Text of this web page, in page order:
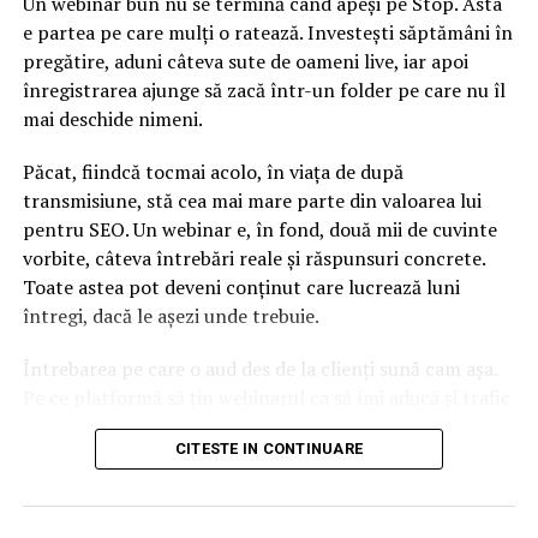
milioane lei. Luând în considerare că sunt 336 de
angajaţi, aceasta duce la o cheltuială brută pe lună şi pe
salariat de 21.000 de lei.
URMATORUL
Un nou DEZASTRU AMENINȚĂ România! „Situaţia tinde să
devină din ce în ce mai riscantă“
NU RATATI
Lovitură cruntă pentru cei cu CENTRALE TERMICE de
APARTAMENT: Au anunțat ACUM!
e partea pe care mulți o ratează. Investești săptămâni în
pregătire, aduni câteva sute de oameni live, iar apoi
înregistrarea ajunge să zacă într-un folder pe care nu îl
mai deschide nimeni.
Păcat, fiindcă tocmai acolo, în viața de după
transmisiune, stă cea mai mare parte din valoarea lui
pentru SEO. Un webinar e, în fond, două mii de cuvinte
vorbite, câteva întrebări reale și răspunsuri concrete.
Toate astea pot deveni conținut care lucrează luni
întregi, dacă le așezi unde trebuie.
Întrebarea pe care o aud des de la clienți sună cam așa.
din Google, nu doar lead-uri pe moment? Răspunsul
scurt e că platforma contează, dar nu în felul în care
CITESTE IN CONTINUARE